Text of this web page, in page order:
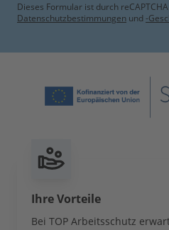
Dieses Formular ist durch
Datenschutzbestimmungen und -
Ihre Vorteile
Bei TOP Arbeitsschutz